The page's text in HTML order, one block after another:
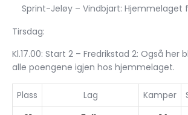
Sprint-Jeløy – Vindbjart:
Tirsdag:
Kl.17.00: Start 2 – Fredrikstad 2: Også her
alle poengene igjen hos hjemmelaget.
Plass Lag Kamper